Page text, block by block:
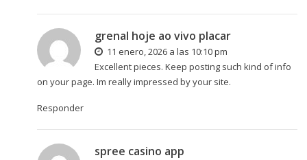
grenal hoje ao vivo placar
11 enero, 2026 a las 10:10 pm
Excellent pieces. Keep posting such kind of info
on your page. Im really impressed by your site.
Responder
spree casino app